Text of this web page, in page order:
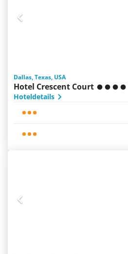
Dallas, Texas, USA
Hotel Crescent Court
Hoteldetails